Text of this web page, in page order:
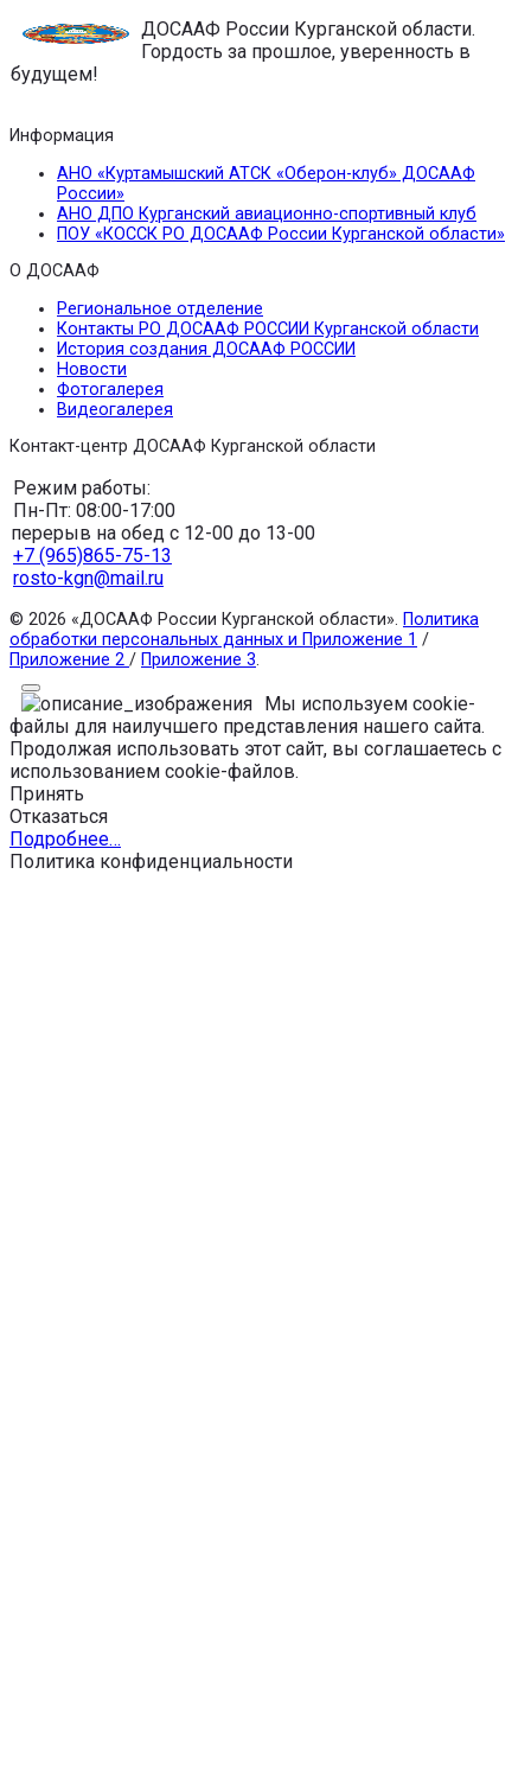
ДОСААФ России Курганской области.
Гордость за прошлое, уверенность в
будущем!
Информация
АНО «Куртамышский АТСК «Оберон-клуб» ДОСААФ
России»
АНО ДПО Курганский авиационно-спортивный клуб
ПОУ «КОССК РО ДОСААФ России Курганской области»
О ДОСААФ
Региональное отделение
Контакты РО ДОСААФ РОССИИ Курганской области
История создания ДОСААФ РОССИИ
Новости
Фотогалерея
Видеогалерея
Контакт-центр ДОСААФ Курганской области
Режим работы:
Пн-Пт: 08:00-17:00
перерыв на обед с 12-00 до 13-00
+7 (965)865-75-13
rosto-kgn@mail.ru
© 2026 «ДОСААФ России Курганской области». Политика
обработки персональных данных и Приложение 1 /
Приложение 2 / Приложение 3.
Мы используем cookie-
файлы для наилучшего представления нашего сайта.
Продолжая использовать этот сайт, вы соглашаетесь с
использованием cookie-файлов.
Принять
Отказаться
Подробнее…
Политика конфиденциальности